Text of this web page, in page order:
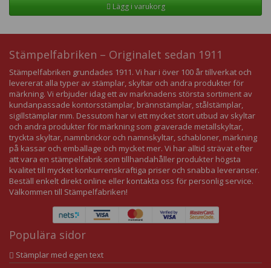
Lägg i varukorg
Stämpelfabriken – Originalet sedan 1911
Stämpelfabriken grundades 1911. Vi har i över 100 år tillverkat och
levererat alla typer av stämplar, skyltar och andra produkter för
märkning. Vi erbjuder idag ett av marknadens största sortiment av
kundanpassade kontorsstämplar, brännstämplar, stålstämplar,
sigillstämplar mm. Dessutom har vi ett mycket stort utbud av skyltar
och andra produkter för märkning som graverade metallskyltar,
tryckta skyltar, namnbrickor och namnskyltar, schabloner, märkning
på kassar och emballage och mycket mer. Vi har alltid strävat efter
att vara en stämpelfabrik som tillhandahåller produkter högsta
kvalitet till mycket konkurrenskraftiga priser och snabba leveranser.
Beställ enkelt direkt online eller kontakta oss för personlig service.
Välkommen till Stämpelfabriken!
Populära sidor
Stämplar med egen text